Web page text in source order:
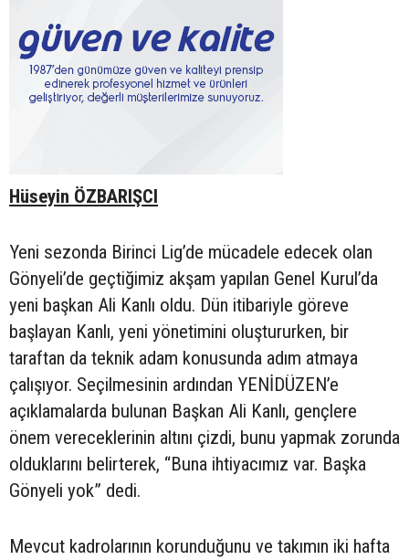
Hüseyin ÖZBARIŞCI
Yeni sezonda Birinci Lig’de mücadele edecek olan
Gönyeli’de geçtiğimiz akşam yapılan Genel Kurul’da
yeni başkan Ali Kanlı oldu. Dün itibariyle göreve
başlayan Kanlı, yeni yönetimini oluştururken, bir
taraftan da teknik adam konusunda adım atmaya
çalışıyor. Seçilmesinin ardından YENİDÜZEN’e
açıklamalarda bulunan Başkan Ali Kanlı, gençlere
önem vereceklerinin altını çizdi, bunu yapmak zorunda
olduklarını belirterek, “Buna ihtiyacımız var. Başka
Gönyeli yok” dedi.
Mevcut kadrolarının korunduğunu ve takımın iki hafta